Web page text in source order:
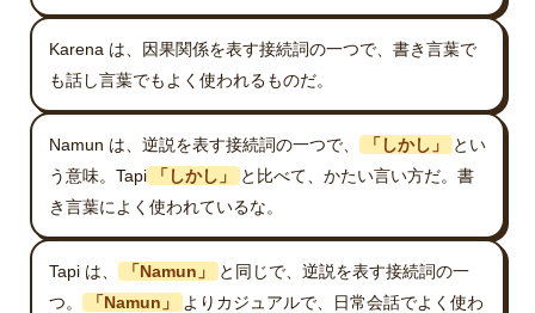
Karena は、因果関係を表す接続詞の一つで、書き言葉で
も話し言葉でもよく使われるものだ。
Namun は、逆説を表す接続詞の一つで、 「しかし」
とい
う意味。Tapi
「しかし」
と比べて、かたい言い方だ。書
き言葉によく使われているな。
Tapi は、 「Namun」
と同じで、逆説を表す接続詞の一
つ。
「Namun」
よりカジュアルで、日常会話でよく使わ